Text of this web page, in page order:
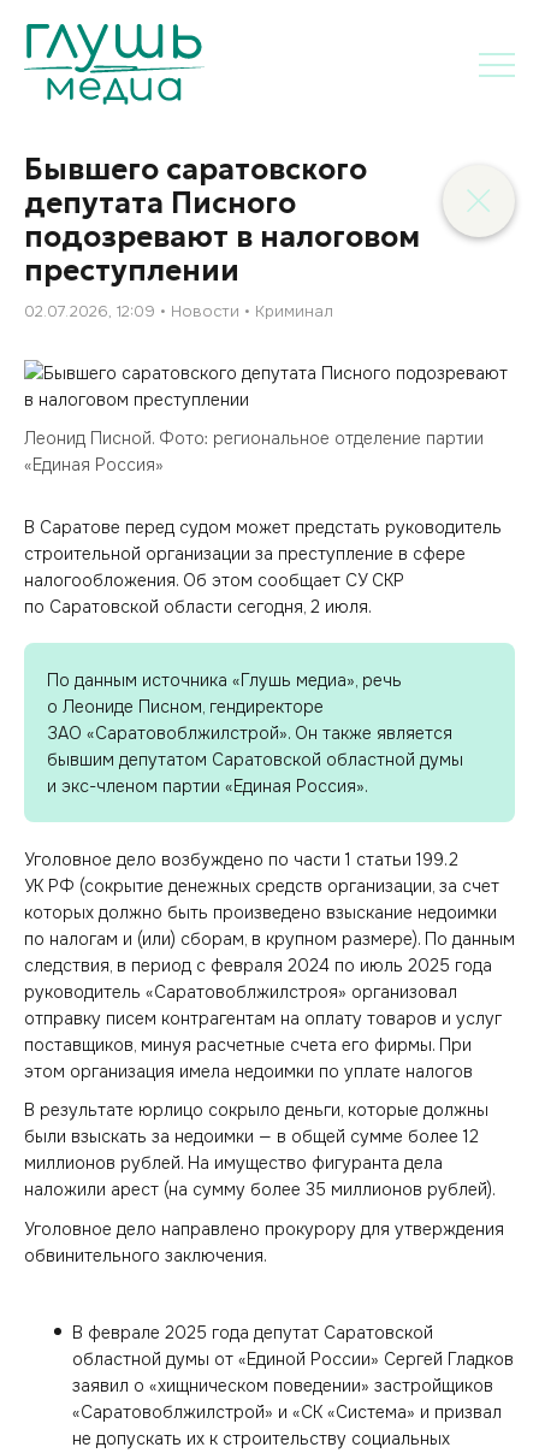
Бывшего саратовского
депутата Писного
подозревают в налоговом
преступлении
02.07.2026, 12:09 Новости Криминал
Леонид Писной. Фото: региональное отделение партии
«Единая Россия»
В Саратове перед судом может предстать руководитель
строительной организации за преступление в сфере
налогообложения. Об этом сообщает СУ СКР
по Саратовской области сегодня, 2 июля.
По данным источника «Глушь медиа», речь
о Леониде Писном, гендиректоре
ЗАО «Саратовоблжилстрой». Он также является
бывшим депутатом Саратовской областной думы
и экс-членом партии «Единая Россия».
Уголовное дело возбуждено по части 1 статьи 199.2
УК РФ (сокрытие денежных средств организации, за счет
которых должно быть произведено взыскание недоимки
по налогам и (или) сборам, в крупном размере). По данным
следствия, в период с февраля 2024 по июль 2025 года
руководитель «Саратовоблжилстроя» организовал
отправку писем контрагентам на оплату товаров и услуг
поставщиков, минуя расчетные счета его фирмы. При
этом организация имела недоимки по уплате налогов
В результате юрлицо сокрыло деньги, которые должны
были взыскать за недоимки — в общей сумме более 12
миллионов рублей. На имущество фигуранта дела
наложили арест (на сумму более 35 миллионов рублей).
Уголовное дело направлено прокурору для утверждения
обвинительного заключения.
В феврале 2025 года депутат Саратовской
областной думы от «Единой России» Сергей Гладков
заявил о «хищническом поведении» застройщиков
«Саратовоблжилстрой» и «СК «Система» и призвал
не допускать их к строительству социальных